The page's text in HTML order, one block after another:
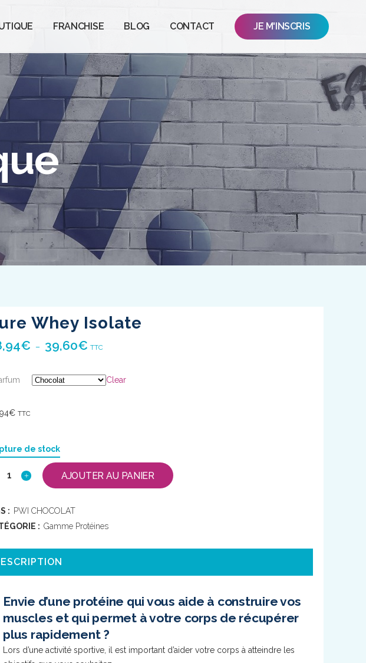
JE M'INSCRIS
FRANCHISE BLOG CONTACT
Whey Isolate
€ – 39,60€ TTC
Clear
€ TTC
de stock
AJOUTER AU PANIER
: PWI CHOCOLAT
: Gamme Protéines
Envie d’une protéine qui vous aide à construire vos
muscles et qui permet à votre corps de récupérer
plus rapidement ?
Lors d’une activité sportive, il est important d’aider votre corps à atteindre les